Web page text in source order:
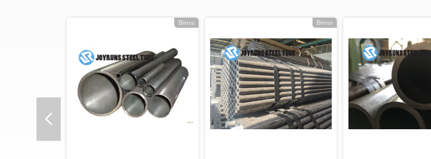
Βίντεο Βίντεο